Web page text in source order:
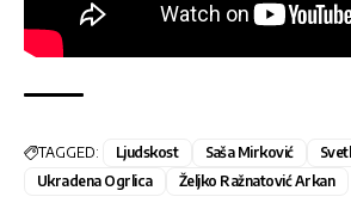
TAGGED: Ljudskost Saša Mirković
Ukradena Ogrlica
Željko Ražnatović Arkan